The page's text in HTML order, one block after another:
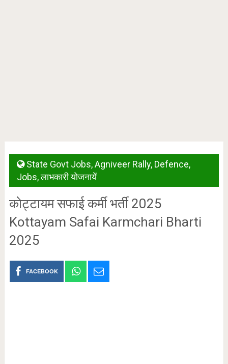
State Govt Jobs,Agniveer Rally, Defence,
Jobs,लाभकारी योजनायें
कोट्टायम सफाई कर्मी भर्ती 2025
Kottayam Safai Karmchari Bharti
2025
FACEBOOK